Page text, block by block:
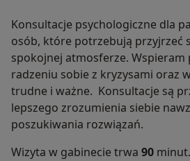
Konsultacje psychologiczne dla
osób, które potrzebują przyjrzeć
spokojnej atmosferze.
radzeniu sobie z kryzysami oraz
trudne i ważne. Konsultacje są
lepszego zrozumienia siebie
poszukiwania rozwiązań.
Wizyta w gabinecie trwa 90 minut.